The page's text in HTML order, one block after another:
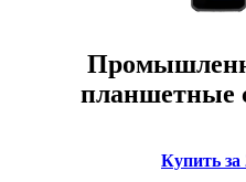
планшетные
Купить за